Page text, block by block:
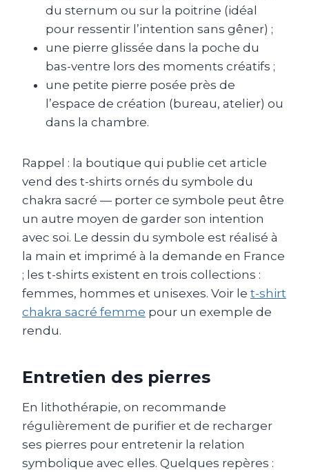
du sternum ou sur la poitrine (idéal
pour ressentir l’intention sans gêner) ;
une pierre glissée dans la poche du
bas-ventre lors des moments créatifs ;
une petite pierre posée près de
l’espace de création (bureau, atelier) ou
dans la chambre.
Rappel : la boutique qui publie cet article
vend des t-shirts ornés du symbole du
chakra sacré — porter ce symbole peut être
un autre moyen de garder son intention
avec soi. Le dessin du symbole est réalisé à
la main et imprimé à la demande en France
; les t-shirts existent en trois collections :
femmes, hommes et unisexes. Voir le t-shirt
chakra sacré femme pour un exemple de
rendu.
Entretien des pierres
En lithothérapie, on recommande
régulièrement de purifier et de recharger
ses pierres pour entretenir la relation
symbolique avec elles. Quelques repères :